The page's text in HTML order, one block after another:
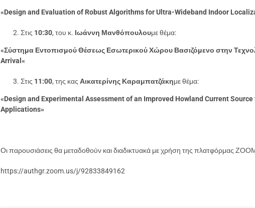
«Design and Evaluation of Robust Algorithms for Ultra-Wideband Indoor
Στις 10:30, του κ. Ιωάννη Μανθόπουλουμε θέμα:
«Σύστηµα Εντοπισµού Θέσεως Εσωτερικού Χώρου Βασιζόµενο στην
Arrival «
Στις 11:00, της κας Αικατερίνης Καραμπατζάκημε θέμα:
«Design and Experimental Assessment of an Improved Howland Current
Applications»
Οι παρουσιάσεις θα μεταδοθούν και διαδικτυακά με χρήση της πλατφόρμας
https://authgr.zoom.us/j/92833849162